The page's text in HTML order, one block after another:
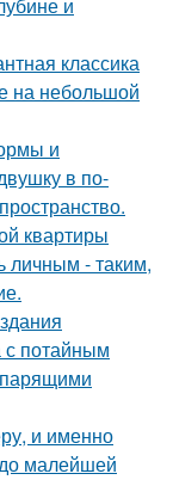
классика
на небольшой
и
в по-
квартиры
личным - таким,
с потайным
и именно
малейшей